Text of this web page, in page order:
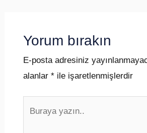
Yorum bırakın
E-posta adresiniz
alanlar *ile işaretlenmişlerdir